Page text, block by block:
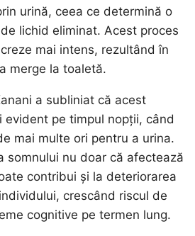
urină, ceea ce determină o
lichid eliminat. Acest proces
mai intens, rezultând în
merge la toaletă.
a subliniat că acest
evident pe timpul nopții, când
mai multe ori pentru a urina.
somnului nu doar că afectează
contribui și la deteriorarea
crescând riscul de
cognitive pe termen lung.